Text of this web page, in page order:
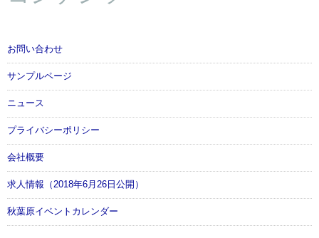
TVアニメ2期第3話挿入歌「MY舞☆TONIGHT」衣装を
着た「Aqours」の3年生メンバーたちをデザインしたT
シャツ。
●M賞 ビジュアルタオル（全12種） 約90cm
お問い合わせ
サンプルページ
ニュース
プライバシーポリシー
会社概要
求人情報（2018年6月26日公開）
秋葉原イベントカレンダー